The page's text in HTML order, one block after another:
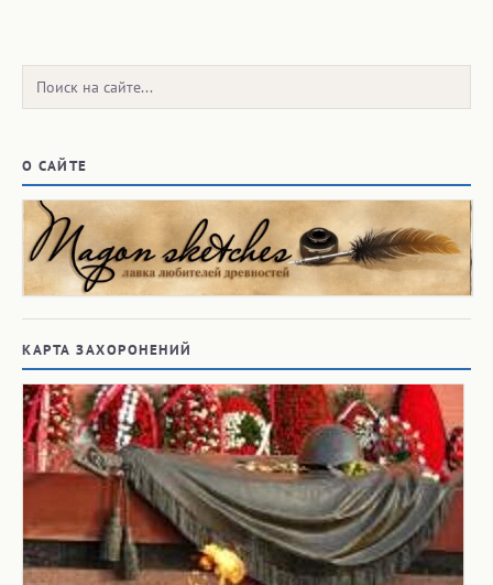
Поиск:
О САЙТЕ
КАРТА ЗАХОРОНЕНИЙ